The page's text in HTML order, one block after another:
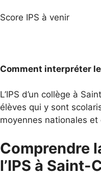
Score IPS à venir
Comment interpréter
L’IPS d’un collège à
élèves qui y sont
moyennes nationales et
Comprendre
l’IPS à Saint-